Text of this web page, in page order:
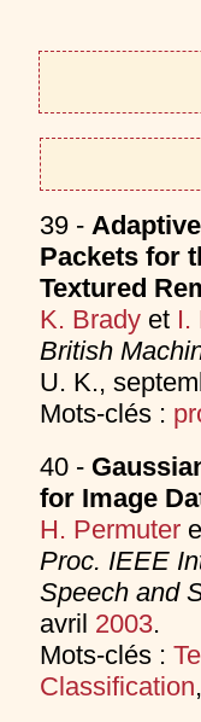
39 -
Packets for
Textured
K. Bradyet I.
British
U. K.,
Mots-clés :
40 -
for Image
H. Permuter
Proc. IEEE
Speech and
avril 2003.
Mots-clés :
Classification